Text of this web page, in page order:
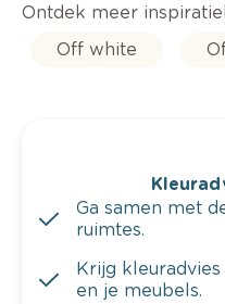
Ontdek meer
Off white
Ga samen met
ruimtes.
Krijg
en je meubels.